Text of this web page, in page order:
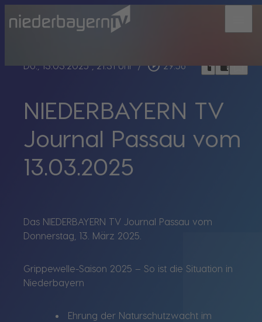
Do., 13.03.2025, 21:31 Uhr / play_circle_outline 29:56 headphoneschrome_reader_modebookmark_border
NIEDERBAYERN TV
Journal Passau vom
13.03.2025
Das NIEDERBAYERN TV Journal Passau vom
Donnerstag, 13. März 2025.
Grippewelle-Saison 2025 – So ist die Situation in
Niederbayern
Ehrung der Naturschutzwacht im